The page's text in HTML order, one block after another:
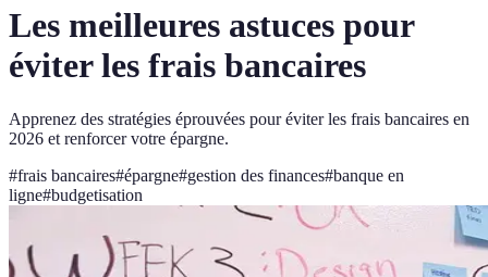
Les meilleures astuces pour
éviter les frais bancaires
Apprenez des stratégies éprouvées pour éviter les frais bancaires en
2026 et renforcer votre épargne.
#frais bancaires#épargne#gestion des finances#banque en
ligne#budgetisation